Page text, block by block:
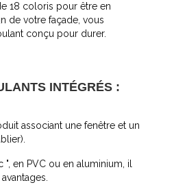
18 coloris pour être en
de votre façade, vous
conçu pour durer.
INTÉGRÉS :
associant une fenêtre et un
en PVC ou en aluminium, il